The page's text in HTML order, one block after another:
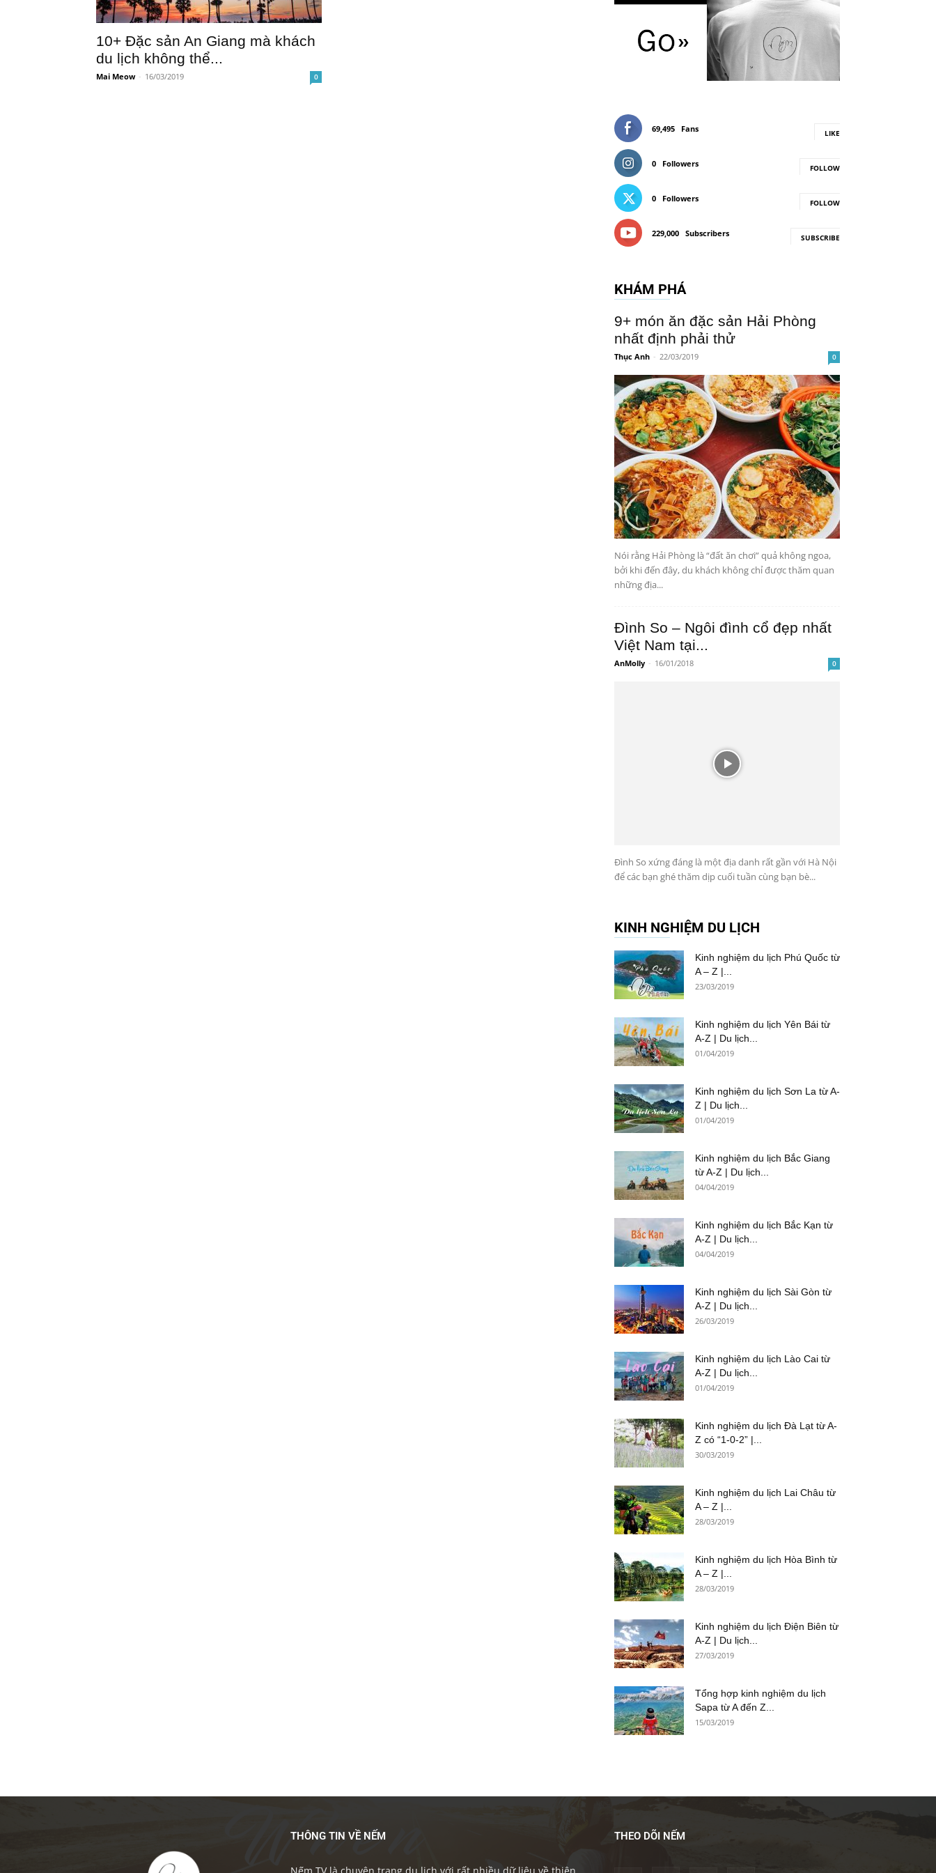
10+ Đặc sản An Giang mà khách
du lịch không thể...
Mai Meow - 16/03/2019 0
69,495 Fans LIKE
0 Followers FOLLOW
0 Followers FOLLOW
229,000 Subscribers SUBSCRIBE
KHÁM PHÁ
9+ món ăn đặc sản Hải Phòng
nhất định phải thử
Thục Anh - 22/03/2019 0
Nói rằng Hải Phòng là “đất ăn chơi” quả không ngoa,
bởi khi đến đây, du khách không chỉ được thăm quan
những địa...
Đình So – Ngôi đình cổ đẹp nhất
Việt Nam tại...
AnMolly - 16/01/2018 0
Đình So xứng đáng là một địa danh rất gần với Hà Nội
để các bạn ghé thăm dịp cuối tuần cùng bạn bè...
KINH NGHIỆM DU LỊCH
Kinh nghiệm du lịch Phú Quốc từ
A – Z |...
23/03/2019
Kinh nghiệm du lịch Yên Bái từ
A-Z | Du lịch...
01/04/2019
Kinh nghiệm du lịch Sơn La từ A-
Z | Du lịch...
01/04/2019
Kinh nghiệm du lịch Bắc Giang
từ A-Z | Du lịch...
04/04/2019
Kinh nghiệm du lịch Bắc Kạn từ
A-Z | Du lịch...
04/04/2019
Kinh nghiệm du lịch Sài Gòn từ
A-Z | Du lịch...
26/03/2019
Kinh nghiệm du lịch Lào Cai từ
A-Z | Du lịch...
01/04/2019
Kinh nghiệm du lịch Đà Lạt từ A-
Z có “1-0-2” |...
30/03/2019
Kinh nghiệm du lịch Lai Châu từ
A – Z |...
28/03/2019
Kinh nghiệm du lịch Hòa Bình từ
A – Z |...
28/03/2019
Kinh nghiệm du lịch Điện Biên từ
A-Z | Du lịch...
27/03/2019
Tổng hợp kinh nghiệm du lịch
Sapa từ A đến Z...
15/03/2019
THÔNG TIN VỀ NẾM THEO DÕI NẾM